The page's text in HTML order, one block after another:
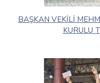
BAŞKAN VEKİLİ
KURULU